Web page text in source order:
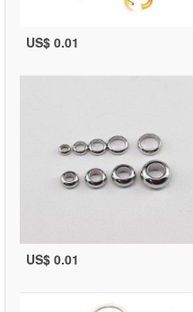
US$ 0.01
US$ 0.01